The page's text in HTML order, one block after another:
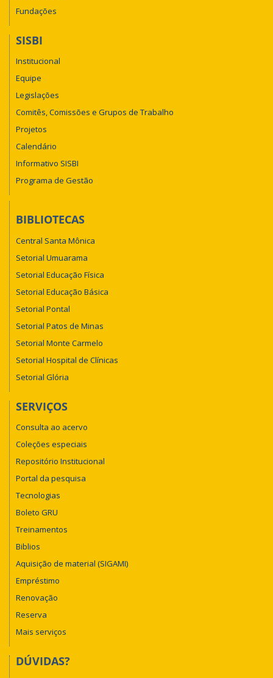
Fundações
SISBI
Institucional
Equipe
Legislações
Comitês, Comissões e Grupos de Trabalho
Projetos
Calendário
Informativo SISBI
Programa de Gestão
BIBLIOTECAS
Central Santa Mônica
Setorial Umuarama
Setorial Educação Física
Setorial Educação Básica
Setorial Pontal
Setorial Patos de Minas
Setorial Monte Carmelo
Setorial Hospital de Clínicas
Setorial Glória
SERVIÇOS
Consulta ao acervo
Coleções especiais
Repositório Institucional
Portal da pesquisa
Tecnologias
Boleto GRU
Treinamentos
Biblios
Aquisição de material (SIGAMI)
Empréstimo
Renovação
Reserva
Mais serviços
DÚVIDAS?